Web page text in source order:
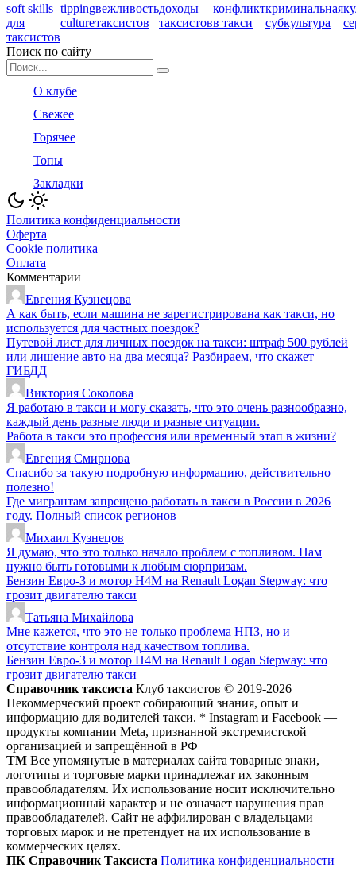
soft skills
для
таксистов
tipping
culture
вежливость
таксистов
доходы
таксистов
конфликт
в такси
криминальная
субкультура
Поиск по сайту
Search
for:
О клубе
Свежее
Горячее
Топы
Закладки
Политика конфиденциальности
Оферта
Cookie политика
Оплата
Комментарии
Евгения Кузнецова
А как быть, если машина не зарегистрирована как такси, но
используется для частных поездок?
Путевой лист для личных поездок на такси: штраф 500 рублей
или лишение авто на два месяца? Разбираем, что скажет
ГИБДД
Виктория Соколова
Я работаю в такси и могу сказать, что это очень разнообразно,
каждый день разные люди и разные ситуации.
Работа в такси это профессия или временный этап в жизни?
Евгения Смирнова
Спасибо за такую подробную информацию, действительно
полезно!
Где мигрантам запрещено работать в такси в России в 2026
году. Полный список регионов
Михаил Кузнецов
Я думаю, что это только начало проблем с топливом. Нам
нужно быть готовыми к любым сюрпризам.
Бензин Евро-3 и мотор H4M на Renault Logan Stepway: что
грозит двигателю такси
Татьяна Михайлова
Мне кажется, что это не только проблема НПЗ, но и
отсутствие контроля над качеством топлива.
Бензин Евро-3 и мотор H4M на Renault Logan Stepway: что
грозит двигателю такси
Справочник таксиста Клуб таксистов © 2019-2026
Некоммерческий проект собирающий знания, опыт и
информацию для водителей такси. * Instagram и Facebook —
продукты компании Meta, признанной экстремистской
организацией и запрещённой в РФ
ТМ Все упомянутые в материалах сайта товарные знаки,
логотипы и торговые марки принадлежат их законным
правообладателям. Их использование носит исключительно
информационный характер и не означает нарушения прав
правообладателей. Сайт не аффилирован с владельцами
торговых марок и не претендует на их использование в
коммерческих целях.
ПК Справочник Таксиста Политика конфиденциальности